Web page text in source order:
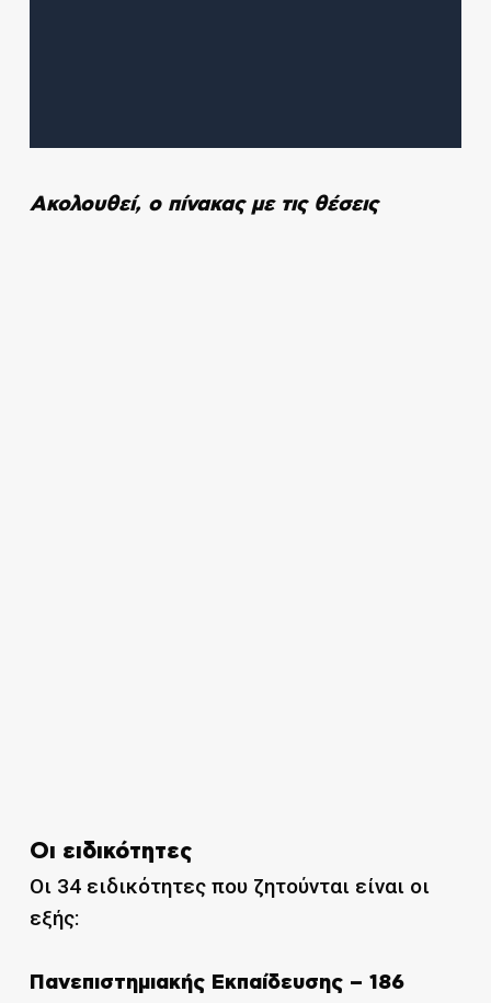
Ακολουθεί, ο πίνακας με τις θέσεις
Οι ειδικότητες
Οι 34 ειδικότητες που ζητούνται είναι οι
εξής:
Πανεπιστημιακής Εκπαίδευσης – 186